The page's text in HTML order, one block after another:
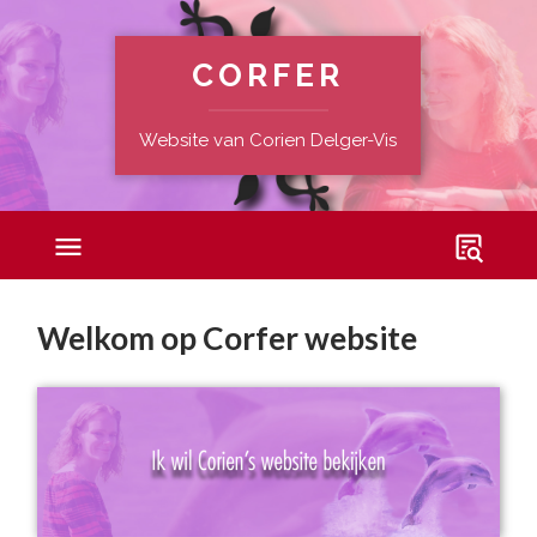
CORFER
Website van Corien Delger-Vis
Mobiel
Welkom op Corfer website